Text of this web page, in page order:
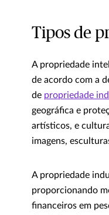
Tipos de
A propriedade
de acordo com a
de propriedade
geográfica e
artísticos, e
imagens,
A propriedade
proporcionando
financeiros em